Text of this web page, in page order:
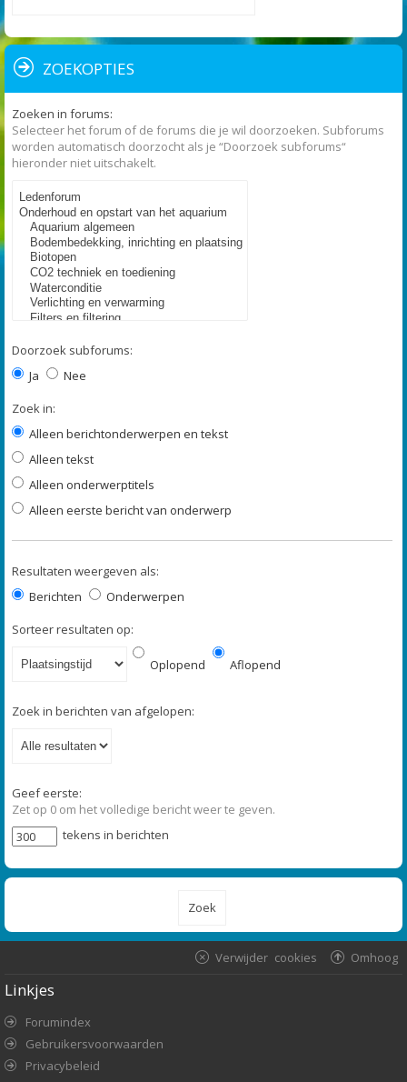
ZOEKOPTIES
Zoeken in forums:
Selecteer het forum of de forums die je wil doorzoeken. Subforums
worden automatisch doorzocht als je “Doorzoek subforums“
hieronder niet uitschakelt.
Doorzoek subforums:
Ja
Nee
Zoek in:
Alleen berichtonderwerpen en tekst
Alleen tekst
Alleen onderwerptitels
Alleen eerste bericht van onderwerp
Resultaten weergeven als:
Berichten
Onderwerpen
Sorteer resultaten op:
Oplopend Aflopend
Zoek in berichten van afgelopen:
Geef eerste:
Zet op 0 om het volledige bericht weer te geven.
tekens in berichten
Omhoog
Verwijder cookies
Linkjes
Forumindex
Gebruikersvoorwaarden
Privacybeleid